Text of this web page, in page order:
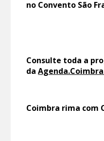
no Convento São
Consulte toda a
da
Coimbra rima com